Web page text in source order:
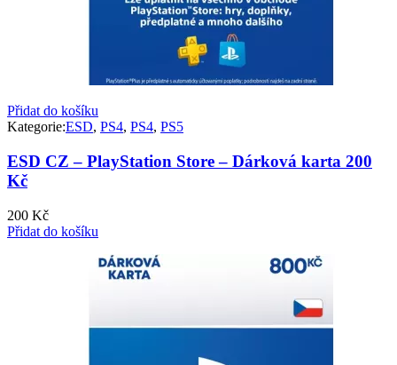
Přidat do košíku
Kategorie:ESD, PS4, PS4, PS5
ESD CZ – PlayStation Store – Dárková karta 200
Kč
200 Kč
Přidat do košíku